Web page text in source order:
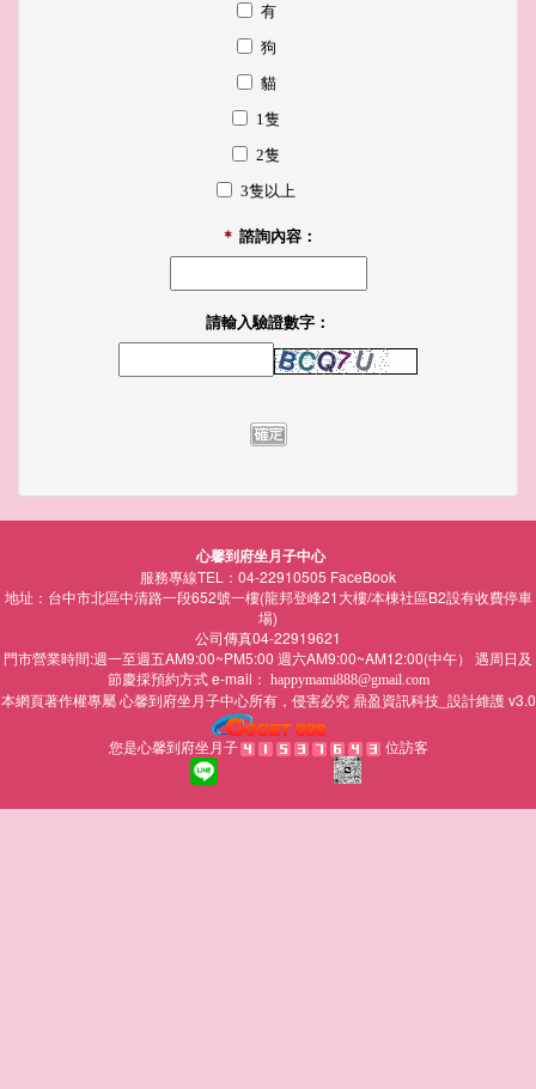
有
狗
貓
1隻
2隻
3隻以上
＊ 諮詢內容：
請輸入驗證數字：
心馨到府坐月子中心
服務專線TEL：04-22910505 FaceBook
地址：台中市北區中清路一段652號一樓(龍邦登峰21大樓/本棟社區B2設有收費停車
場)
公司傳真04-22919621
門市營業時間:週一至週五AM9:00~PM5:00 週六AM9:00~AM12:00(中午） 遇周日及
節慶採預約方式 e-mail： happymami888@gmail.com
本網頁著作權專屬心馨到府坐月子中心所有，侵害必究 鼎盈資訊科技_設計維護 v3.0
您是心馨到府坐月子 位訪客